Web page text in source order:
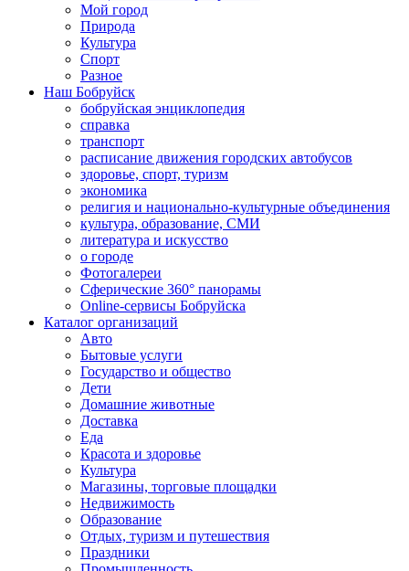
Мой город
Природа
Культура
Спорт
Разное
Наш Бобруйск
бобруйская энциклопедия
справка
транспорт
расписание движения городских автобусов
здоровье, спорт, туризм
экономика
религия и национально-культурные объединения
культура, образование, СМИ
литература и искусство
о городе
Фотогалереи
Сферические 360° панорамы
Online-сервисы Бобруйска
Каталог организаций
Авто
Бытовые услуги
Государство и общество
Дети
Домашние животные
Доставка
Еда
Красота и здоровье
Культура
Магазины, торговые площадки
Недвижимость
Образование
Отдых, туризм и путешествия
Праздники